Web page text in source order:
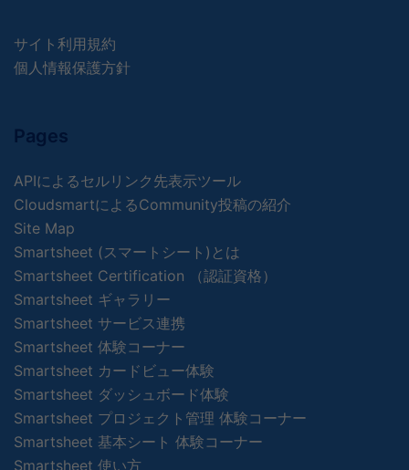
サイト利用規約
個人情報保護方針
Pages
APIによるセルリンク先表示ツール
CloudsmartによるCommunity投稿の紹介
Site Map
Smartsheet (スマートシート)とは
Smartsheet Certification （認証資格）
Smartsheet ギャラリー
Smartsheet サービス連携
Smartsheet 体験コーナー
Smartsheet カードビュー体験
Smartsheet ダッシュボード体験
Smartsheet プロジェクト管理 体験コーナー
Smartsheet 基本シート 体験コーナー
Smartsheet 使い方